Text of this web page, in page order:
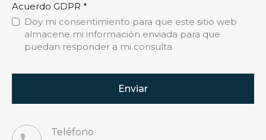
Acuerdo GDPR *
Doy mi consentimiento para que este sitio web
almacene mi información enviada para que
puedan responder a mi consulta.
Teléfono